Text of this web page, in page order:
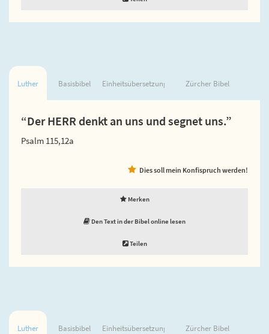
Luther Basisbibel Einheitsübersetzung Zürcher Bibel
“Der HERR denkt an uns und segnet uns.”
Psalm 115,12a
Dies soll mein Konfispruch werden!
Merken
Den Text in der Bibel online lesen
Teilen
Luther Basisbibel Einheitsübersetzung Zürcher Bibel